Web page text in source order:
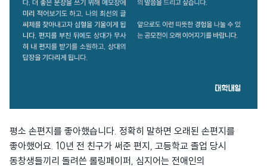
평소 손편지를 좋아했습니다. 정확히 말하면 오래된 손편지를
좋아했어요. 10년 전 친구가 써준 편지, 고등학교 졸업 당시
동창생들끼리 돌려쓴 롤링페이퍼, 심지어는 전애인의